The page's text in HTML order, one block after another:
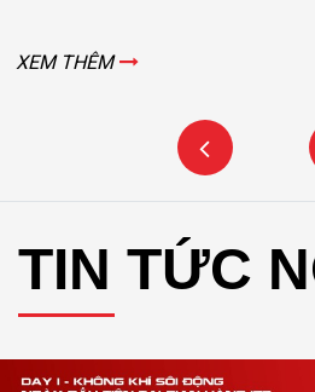
XEM THÊM
TIN TỨC